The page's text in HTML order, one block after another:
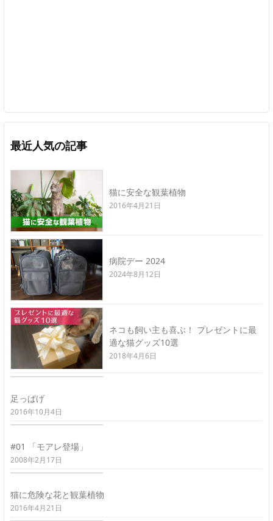
最近人気の記事
猫に安全な観葉植物
2016年4月21日
病院デー 2024
2024年8月12日
ネコも飼い主も喜ぶ！ プレゼントに最
適な猫グッズ10選
2018年4月6日
足っぱげ
2016年10月4日
#01 「モアレ登場」
2008年2月17日
猫に危険な花と観葉植物
2016年4月21日